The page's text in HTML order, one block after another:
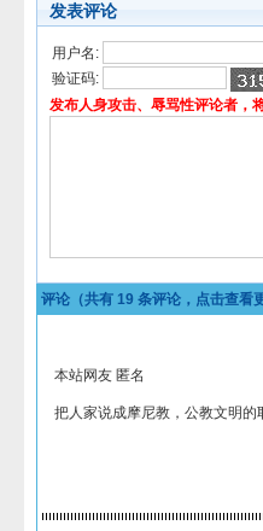
发表评论
用户名:
验证码:
发布人身攻击、辱骂性评论者，
评论（共有 19 条评论，点击查看
本站网友 匿名
把人家说成摩尼教，公教文明的